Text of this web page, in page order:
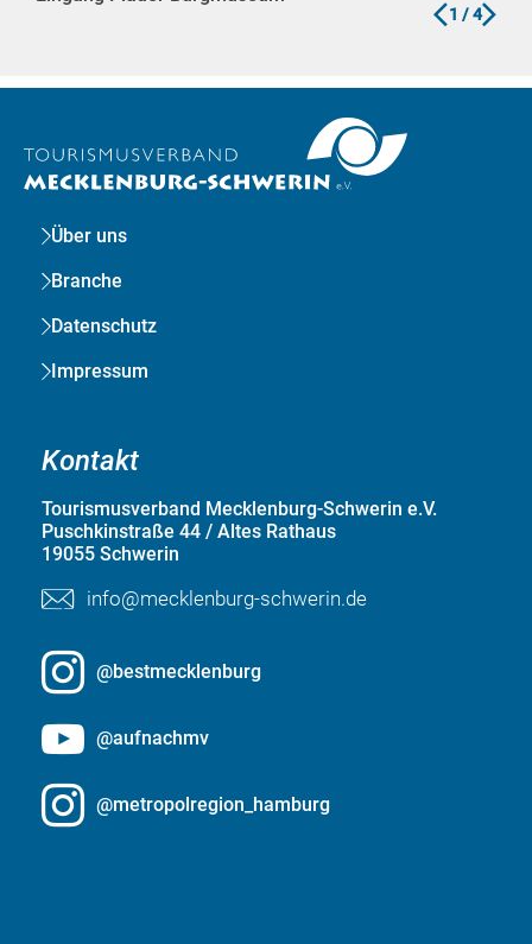
zurückvor
1 / 4
Über uns
Branche
Datenschutz
Impressum
Kontakt
Tourismusverband Mecklenburg-Schwerin e.V.
Puschkinstraße 44 / Altes Rathaus
19055 Schwerin
info@mecklenburg-schwerin.de
@bestmecklenburg
@aufnachmv
@metropolregion_hamburg